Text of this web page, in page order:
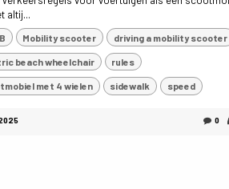
altij...
Mobility scooter driving a mobility scooter
beach wheelchair rules
met 4 wielen sidewalk speed
0